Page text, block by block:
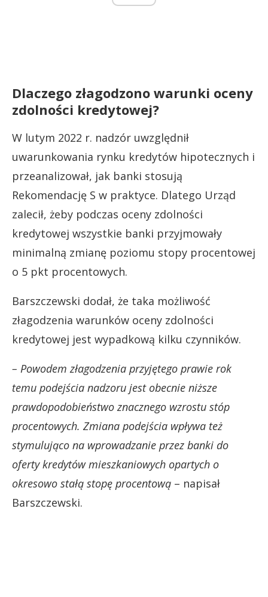
Dlaczego złagodzono warunki oceny
zdolności kredytowej?
W lutym 2022 r. nadzór uwzględnił
uwarunkowania rynku kredytów hipotecznych i
przeanalizował, jak banki stosują
Rekomendację S w praktyce. Dlatego Urząd
zalecił, żeby podczas oceny zdolności
kredytowej wszystkie banki przyjmowały
minimalną zmianę poziomu stopy procentowej
o 5 pkt procentowych.
Barszczewski dodał, że taka możliwość
złagodzenia warunków oceny zdolności
kredytowej jest wypadkową kilku czynników.
– Powodem złagodzenia przyjętego prawie rok
temu podejścia nadzoru jest obecnie niższe
prawdopodobieństwo znacznego wzrostu stóp
procentowych. Zmiana podejścia wpływa też
stymulująco na wprowadzanie przez banki do
oferty kredytów mieszkaniowych opartych o
okresowo stałą stopę procentową – napisał
Barszczewski.